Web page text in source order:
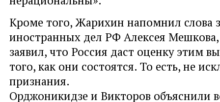
Кроме того, Жарихин напомнил слова
иностранных дел РФ Алексея
заявил, что Россия даст оценку этим
того, как они состоятся. То есть, не
признания.
Орджоникидзе и Викторов объяснили